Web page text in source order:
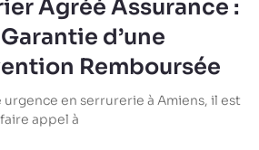
Agréé Assurance :
d’une
Remboursée
urgence en serrurerie à Amiens, il est
appel à